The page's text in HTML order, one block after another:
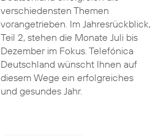
verschiedensten Themen
vorangetrieben. Im Jahresrückblick,
Teil 2, stehen die Monate Juli bis
Dezember im Fokus. Telefónica
Deutschland wünscht Ihnen auf
diesem Wege ein erfolgreiches
und gesundes Jahr.